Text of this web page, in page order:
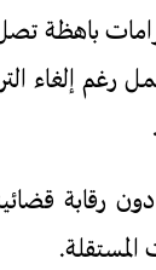
رغم إلغاء
دون رقابة